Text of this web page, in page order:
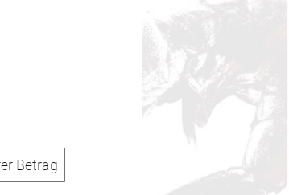
Betrag